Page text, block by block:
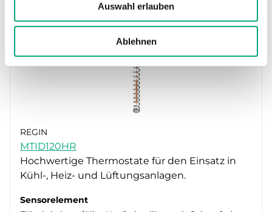
Auswahl erlauben
Ablehnen
REGIN
MTID120HR
Hochwertige Thermostate für den Einsatz in
Kühl-, Heiz- und Lüftungsanlagen.
Sensorelement